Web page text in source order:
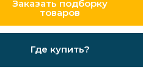
Заказать подборку
товаров
Где купить?